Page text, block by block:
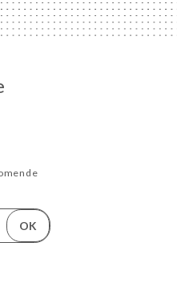
OK